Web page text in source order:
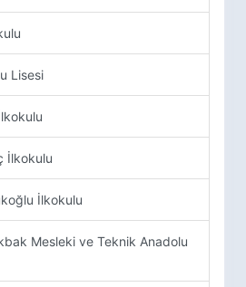
Lisesi
İlkokulu
İlkokulu
Mesleki ve Teknik Anadolu